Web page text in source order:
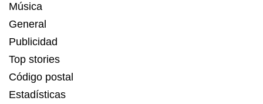
Música
General
Publicidad
Top stories
Código postal
Estadísticas